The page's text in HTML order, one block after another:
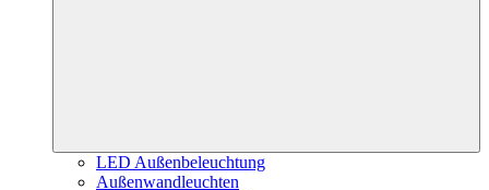
LED Außenbeleuchtung
Außenwandleuchten